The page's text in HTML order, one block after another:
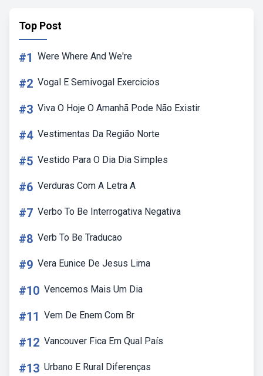
Top Post
#1 Were Where And We're
#2 Vogal E Semivogal Exercicios
#3 Viva O Hoje O Amanhã Pode Não Existir
#4 Vestimentas Da Região Norte
#5 Vestido Para O Dia Dia Simples
#6 Verduras Com A Letra A
#7 Verbo To Be Interrogativa Negativa
#8 Verb To Be Traducao
#9 Vera Eunice De Jesus Lima
#10 Vencemos Mais Um Dia
#11 Vem De Enem Com Br
#12 Vancouver Fica Em Qual País
#13 Urbano E Rural Diferenças